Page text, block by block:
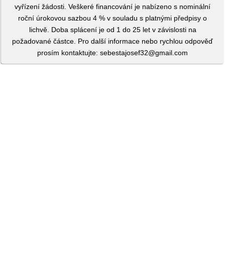
vyřízení žádosti. Veškeré financování je nabízeno s nominální
roční úrokovou sazbou 4 % v souladu s platnými předpisy o
lichvě. Doba splácení je od 1 do 25 let v závislosti na
požadované částce. Pro další informace nebo rychlou odpověď
prosím kontaktujte: sebestajosef32@gmail.com